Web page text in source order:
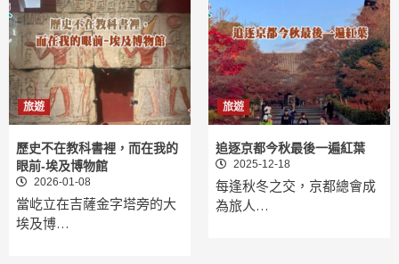
旅遊
歷史不在教科書裡，而在我的
眼前-埃及博物館
2026-01-08
當屹立在吉薩金字塔旁的大
埃及博…
旅遊
追逐京都今秋最後一遍紅葉
2025-12-18
每逢秋冬之交，京都總會成
為旅人…